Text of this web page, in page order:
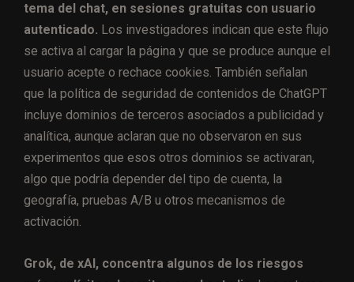
tema del chat, en sesiones gratuitas con usuario
autenticado. Los investigadores indican que este flujo
se activa al cargar la página y que se produce aunque el
usuario acepte o rechace cookies. También señalan
que la política de seguridad de contenidos de ChatGPT
incluye dominios de terceros asociados a publicidad y
analítica, aunque aclaran que no observaron en sus
experimentos que esos otros dominios se activaran,
algo que podría depender del tipo de cuenta, la
geografía, pruebas A/B u otros mecanismos de
activación.
Grok, de xAI, concentra algunos de los riesgos